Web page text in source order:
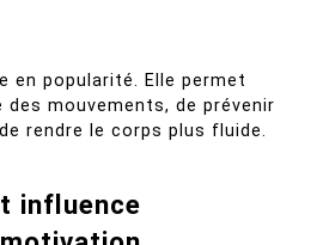
en popularité. Elle permet
des mouvements, de prévenir
rendre le corps plus fluide.
influence